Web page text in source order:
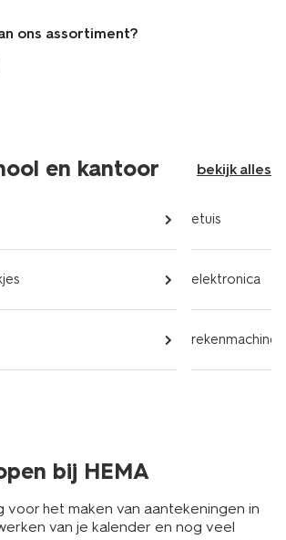
ons assortiment?
en kantoor bekijk alles
etuis
elektronica
bij HEMA
voor het maken van aantekeningen in
van je kalender en nog veel